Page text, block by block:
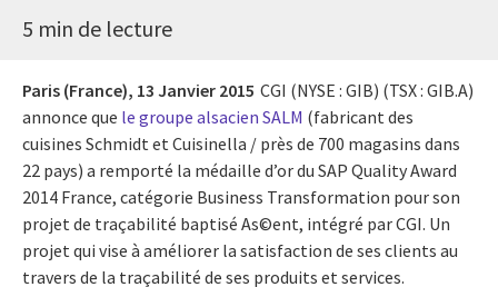
5 min de lecture
Paris (France), 13 Janvier 2015 CGI (NYSE : GIB) (TSX : GIB.A)
annonce que le groupe alsacien SALM (fabricant des
cuisines Schmidt et Cuisinella / près de 700 magasins dans
22 pays) a remporté la médaille d’or du SAP Quality Award
2014 France, catégorie Business Transformation pour son
projet de traçabilité baptisé As©ent, intégré par CGI. Un
projet qui vise à améliorer la satisfaction de ses clients au
travers de la traçabilité de ses produits et services.